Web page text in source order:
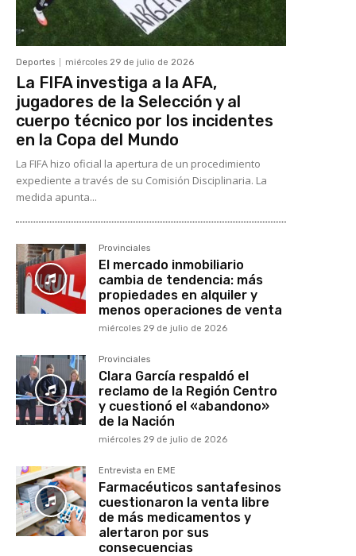
Deportes miércoles 29 de julio de 2026
La FIFA investiga a la AFA,
jugadores de la Selección y al
cuerpo técnico por los incidentes
en la Copa del Mundo
La FIFA hizo oficial la apertura de un procedimiento
expediente a través de su Comisión Disciplinaria. La
medida apunta...
Provinciales
El mercado inmobiliario
cambia de tendencia: más
propiedades en alquiler y
menos operaciones de venta
miércoles 29 de julio de 2026
Provinciales
Clara García respaldó el
reclamo de la Región Centro
y cuestionó el «abandono»
de la Nación
miércoles 29 de julio de 2026
Entrevista en EME
Farmacéuticos santafesinos
cuestionaron la venta libre
de más medicamentos y
alertaron por sus
consecuencias